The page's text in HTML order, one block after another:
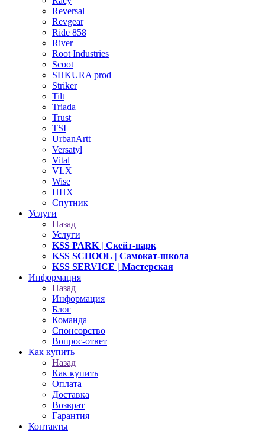
Reversal
Revgear
Ride 858
River
Root Industries
Scoot
SHKURA рrоd
Striker
Tilt
Triada
Trust
TSI
UrbanArtt
Versatyl
Vital
VLX
Wise
ННХ
Спутник
Услуги
Назад
Услуги
KSS PARK | Скейт-парк
KSS SCHOOL | Самокат-школа
KSS SERVICE | Мастерская
Информация
Назад
Информация
Блог
Команда
Спонсорство
Вопрос-ответ
Как купить
Назад
Как купить
Оплата
Доставка
Возврат
Гарантия
Контакты